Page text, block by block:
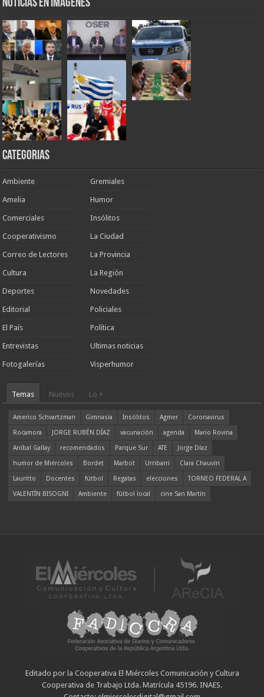
Noticias en Imágenes
Categorias
Ambiente
Amelia
Comerciales
Cooperativismo
Correo de Lectores
Cultura
Deportes
Editorial
El País
Entrevistas
Fotogalerías
Gremiales
Humor
Insólitos
La Ciudad
La Provincia
La Región
Novedades
Policiales
Política
Ultimas noticias
Visperhumor
Temas Nuevos Lo +
Americo Schvartzman Gimnasia Insólitos Agmer
Coronavirus
Rocamora
JORGE RUBÉN DÍAZ vacunación agenda
Mario Rovina
Aníbal Gallay
recomendados Parque Sur ATE
Jorge Díaz
humor de Miércoles
Bordet Marbot Urribarri
Clara Chauvín
Lauritto
Docentes fútbol Regatas elecciones
TORNEO FEDERAL A
VALENTÍN BISOGNI
Ambiente fútbol local cine San Martín
Editado por la Cooperativa El Miércoles Comunicación y Cultura
Cooperativa de Trabajo Ltda. Matrícula 45196. INAES.